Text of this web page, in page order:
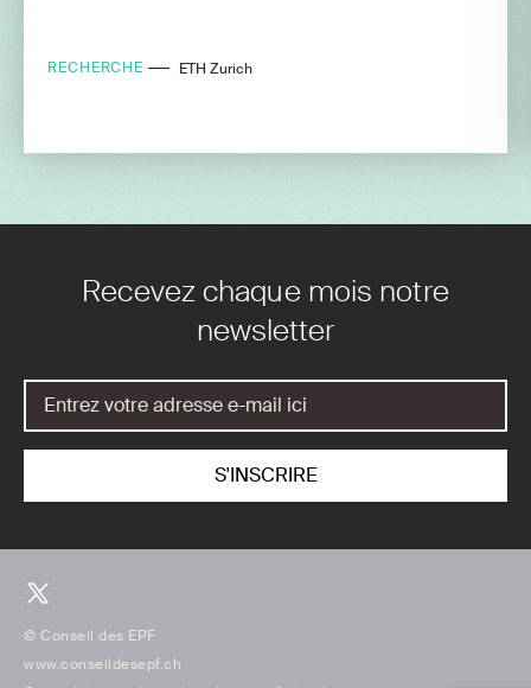
RECHERCHE WSL
Recevez chaque mois notre
newsletter
© Conseil des EPF
www.conseildesepf.ch